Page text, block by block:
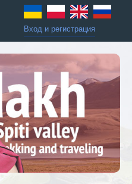
Вход и регистрация